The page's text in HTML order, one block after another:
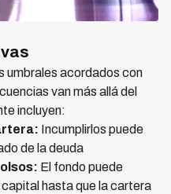
umbrales acordados con
van más allá del
incluyen:
Incumplirlos puede
de la deuda
El fondo puede
hasta que la cartera